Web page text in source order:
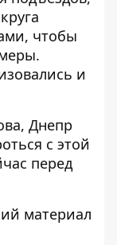
чтобы
и
Днепр
с этой
перед
материал